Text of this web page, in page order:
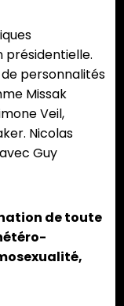
de personnalités
Missak
Veil,
Nicolas
Guy
de toute